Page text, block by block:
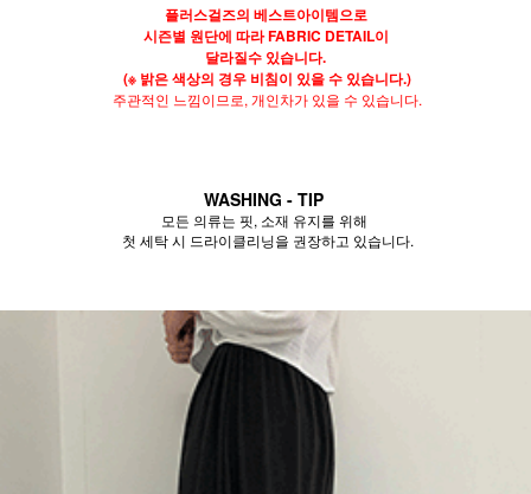
플러스걸즈의 베스트아이템으로
시즌별 원단에 따라 FABRIC DETAIL이
달라질수 있습니다.
(※ 밝은 색상의 경우 비침이 있을 수 있습니다.)
주관적인 느낌이므로, 개인차가 있을 수 있습니다.
WASHING - TIP
모든 의류는 핏, 소재 유지를 위해
첫 세탁 시 드라이클리닝을 권장하고 있습니다.